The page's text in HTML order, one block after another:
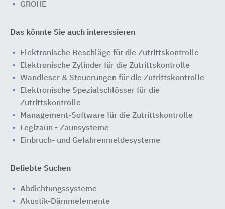
GROHE
Das könnte Sie auch interessieren
Elektronische Beschläge für die Zutrittskontrolle
Elektronische Zylinder für die Zutrittskontrolle
Wandleser & Steuerungen für die Zutrittskontrolle
Elektronische Spezialschlösser für die
Zutrittskontrolle
Management-Software für die Zutrittskontrolle
Legizaun - Zaunsysteme
Einbruch- und Gefahrenmeldesysteme
Beliebte Suchen
Abdichtungssysteme
Akustik-Dämmelemente